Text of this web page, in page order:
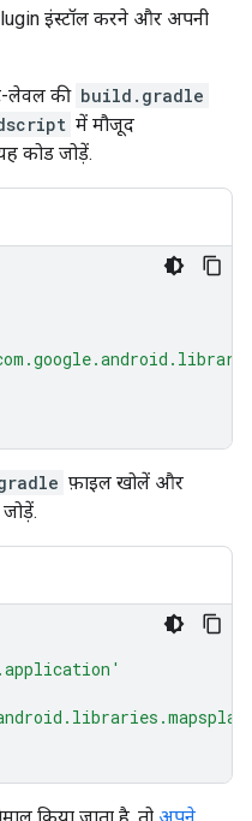
इंस्टॉल करने और अपनी
लेवल की build.gradle
में मौजूद
कोड जोड़ें.
फ़ाइल खोलें और